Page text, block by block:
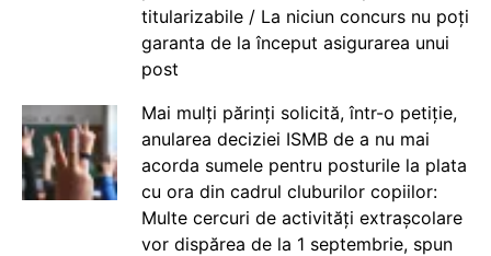
titularizabile / La niciun concurs nu poți
garanta de la început asigurarea unui
post
Mai mulți părinți solicită, într-o petiție,
anularea deciziei ISMB de a nu mai
acorda sumele pentru posturile la plata
cu ora din cadrul cluburilor copiilor:
Multe cercuri de activități extrașcolare
vor dispărea de la 1 septembrie, spun